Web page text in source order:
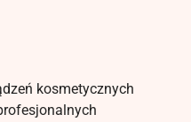
kosmetycznych